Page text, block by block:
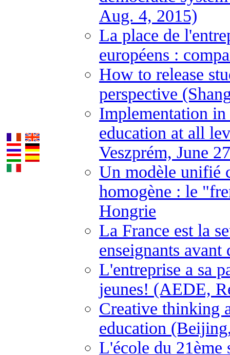
Aug. 4, 2015)
La place de
européens :
How to release
perspective
Implementation in
education at all
Veszprém, June
Un modèle unifié
homogène : le
Hongrie
La France est la
enseignants
L'entreprise a sa
jeunes! (AEDE,
Creative thinking
education
L'école du 21ème